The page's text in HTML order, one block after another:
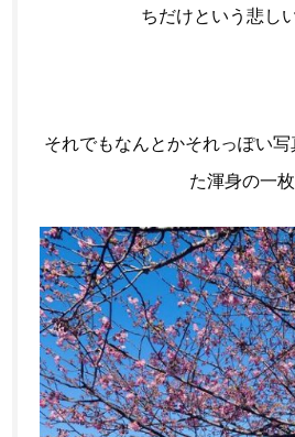
ちだけという悲し
それでもなんとかそれっぽい
た渾身の一